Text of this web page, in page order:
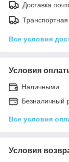
Доставка
Все условия
Условия
Наличными
Безналичный
Все условия
Условия